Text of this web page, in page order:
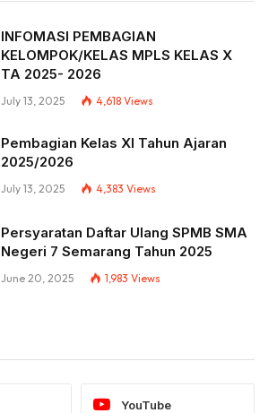
INFOMASI PEMBAGIAN
KELOMPOK/KELAS MPLS KELAS X
TA 2025- 2026
July 13, 2025 4,618 Views
Pembagian Kelas XI Tahun Ajaran
2025/2026
July 13, 2025 4,383 Views
Persyaratan Daftar Ulang SPMB SMA
Negeri 7 Semarang Tahun 2025
June 20, 2025 1,983 Views
YouTube